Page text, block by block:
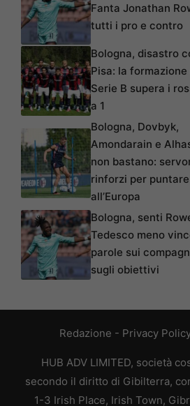
Fanta Jonathan
tutti i pro e contro
Bologna, disastro
Pisa: la formazione
Serie B supera i
a 1
Bologna, Dovbyk,
Amondarain e
non bastano:
rinforzi per puntare
all’Europa
Bologna, senti
Tedesco meno
parole sui
sugli obiettivi
Redazione - Privacy
HUB ADV LIMITED, società
secondo il diritto di Gibilterra,
1-3 Irish Place, Irish Town,